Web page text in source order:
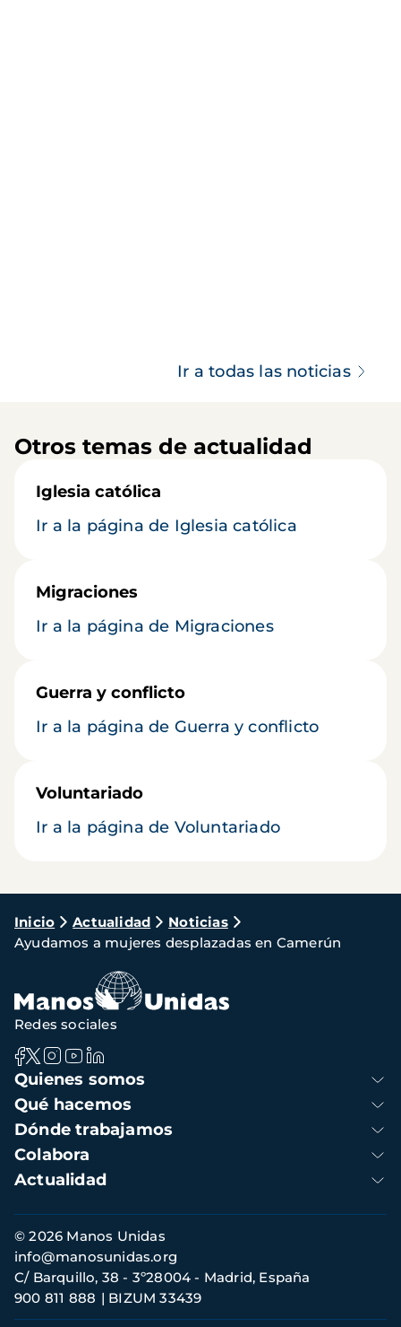
Ir a todas las noticias
Otros temas de actualidad
Iglesia católica
Ir a la página de Iglesia católica
Migraciones
Ir a la página de Migraciones
Guerra y conflicto
Ir a la página de Guerra y conflicto
Voluntariado
Ir a la página de Voluntariado
Ruta
de
navegación
Inicio Actualidad
Noticias
Ayudamos a mujeres desplazadas en Camerún
Navegación
principal
Quienes somos
Qué hacemos
Dónde trabajamos
Colabora
Actualidad
Redes sociales
Información
de
contacto
© 2026 Manos Unidas
C/ Barquillo, 38 - 3º28004 - Madrid, España
900 811 888
BIZUM 33439
info@manosunidas.org